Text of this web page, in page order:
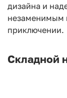
дизайна и
незаменимым
приключении.
Складной